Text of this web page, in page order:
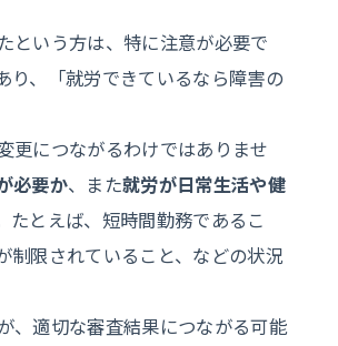
という方は、特に注意が必要で
り、「就労できているなら障害の
更につながるわけではありませ
必要か、また就労が日常生活や健
たとえば、短時間勤務であるこ
制限されていること、などの状況
、適切な審査結果につながる可能